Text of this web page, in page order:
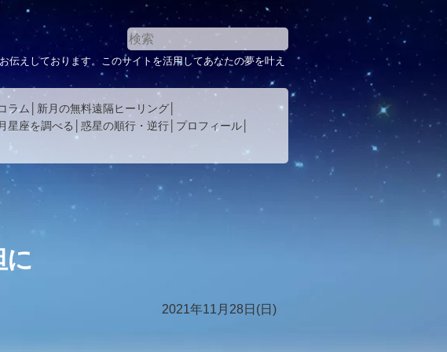
えしております。このサイトを活用してあなたの夢を叶え
ラム
新月の無料遠隔ヒーリング
星座を調べる 惑星の順行・逆行
プロフィール
に
2021年11月28日(日)